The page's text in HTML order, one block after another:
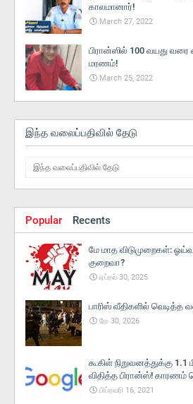
காலமானார்!
March 27, 2022
பிரான்ஸில் 100 வயது வரை
மரணம்!
March 25, 2022
இந்த வலைப்பதிவில் தேடு
Popular Recents
மே மாத விடுமுறைகள்:
குறைவா?
ஏப்ரல் 30, 2025
பாரிஸ் வீதிகளில் வெடித்த
மே 30, 2026
கூகிள் நிறுவனத்துக்கு
விதித்த பிரான்ஸ்! காரணம்
பிப்ரவரி 16, 2021